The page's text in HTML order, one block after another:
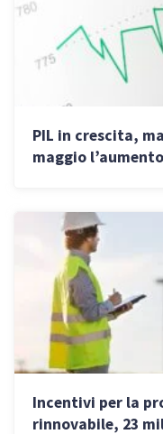
PIL in crescita,
maggio
Incentivi per la
rinnovabile, 23